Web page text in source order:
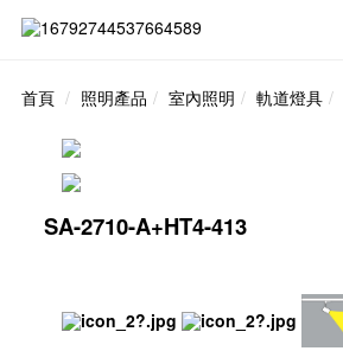
首頁 照明產品 室內照明 軌道燈具
SA-2710-A+HT4-413